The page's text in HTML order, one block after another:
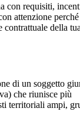
con requisiti,
attenzione
contrattuale della
di un soggetto
che riunisce più
territoriali ampi,